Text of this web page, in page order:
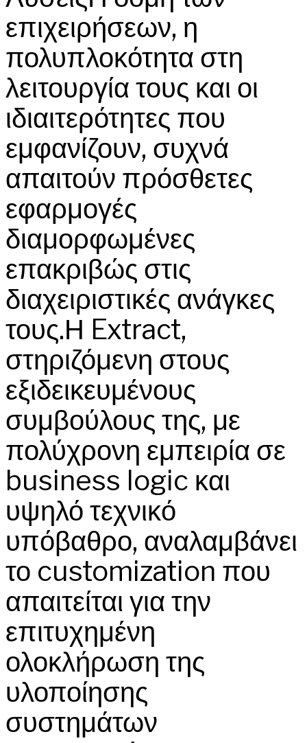
επιχειρήσεων, η
πολυπλοκότητα στη
λειτουργία τους και οι
ιδιαιτερότητες που
εμφανίζουν, συχνά
απαιτούν πρόσθετες
εφαρμογές
διαμορφωμένες
επακριβώς στις
διαχειριστικές ανάγκες
τους.Η Extract,
στηριζόμενη στους
εξιδεικευμένους
συμβούλους της, με
πολύχρονη εμπειρία σε
business logic και
υψηλό τεχνικό
υπόβαθρο, αναλαμβάνει
το customization που
απαιτείται για την
επιτυχημένη
ολοκλήρωση της
υλοποίησης
συστημάτων